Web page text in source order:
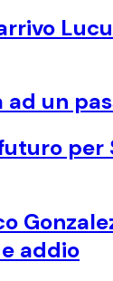
ad un
per
addio